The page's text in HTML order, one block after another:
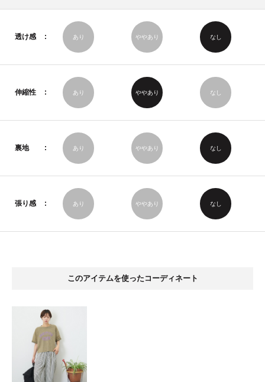
透け感 あり ややあり なし
伸縮性 あり ややあり なし
裏地 あり ややあり なし
張り感 あり ややあり なし
このアイテムを使ったコーディネート